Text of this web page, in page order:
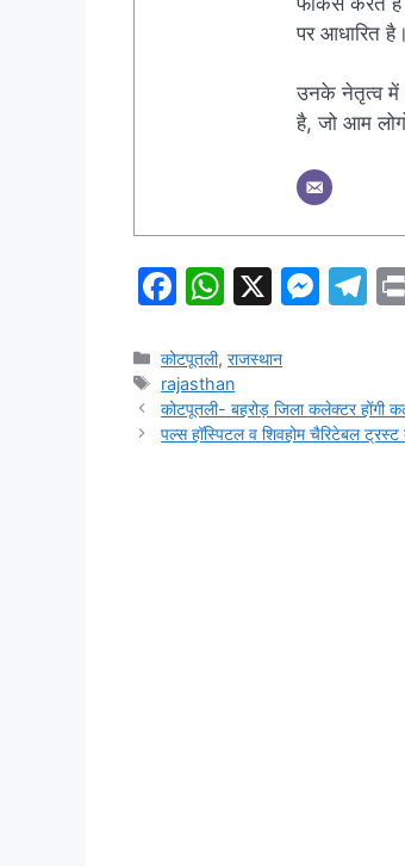
पर आधारित है।
उनके नेतृत्व में
है, जो आम
F
c
e
b
W
at
s
A
X
M
s
e
T
gr
a
Categories
कोटपूतली,राजस्थान
Tags
rajasthan
कोटपूतली- बहरोड़ जिला कलेक्टर होंगी
पल्स हॉस्पिटल व शिवहोम चैरिटेबल